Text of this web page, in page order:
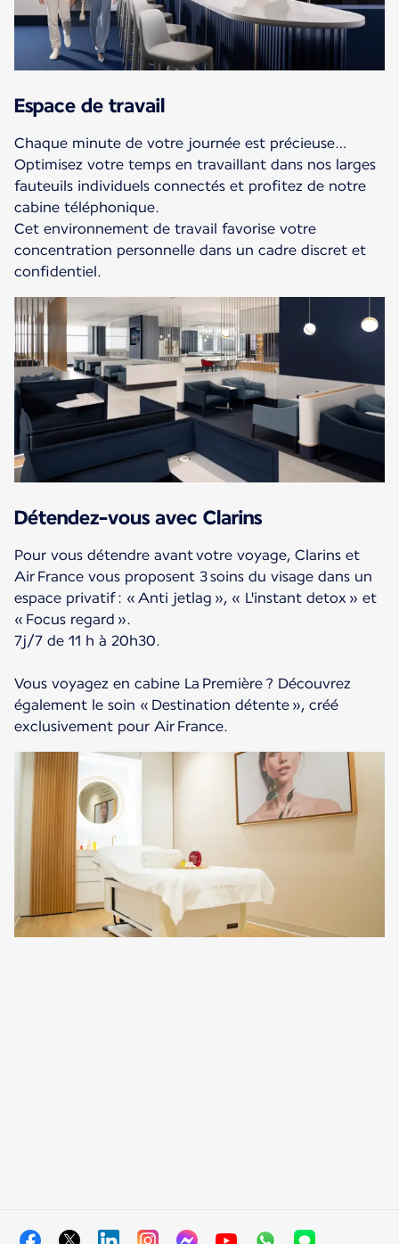
Espace de travail
Chaque minute de votre journée est précieuse…
Optimisez votre temps en travaillant dans nos larges
fauteuils individuels connectés et profitez de notre
cabine téléphonique.
Cet environnement de travail favorise votre
concentration personnelle dans un cadre discret et
confidentiel.
Détendez-vous avec Clarins
Pour vous détendre avant votre voyage, Clarins et
Air France vous proposent 3 soins du visage dans un
espace privatif : « Anti jetlag », « L'instant detox » et
« Focus regard ».
7j/7 de 11 h à 20h30.
Vous voyagez en cabine La Première ? Découvrez
également le soin « Destination détente », créé
exclusivement pour Air France.